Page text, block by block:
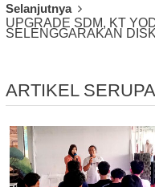
Selanjutnya
UPGRADE SDM, KT
SELENGGARAKAN
ARTIKEL SERUPA